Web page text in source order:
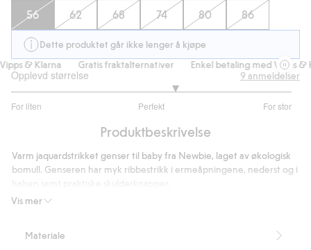
56 62 68 74 80 86
Dette produktet går ikke lenger å kjøpe
& Klarna
Gratis fraktalternativer Enkel betaling med Vipps &
Opplevd størrelse
For liten Perfekt For stor
av
6
stemmer
9 anmeldelser
Produktbeskrivelse
Vis mer
Varm jaquardstrikket genser til baby fra Newbie, laget av økologisk
bomull. Genseren har myk ribbestrikk i ermeåpningene, nederst og i
Inneholder 100 % økologisk bomull.
Materiale